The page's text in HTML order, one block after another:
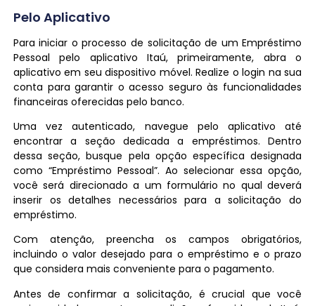
Pelo Aplicativo
Para iniciar o processo de solicitação de um Empréstimo
Pessoal pelo aplicativo Itaú, primeiramente, abra o
aplicativo em seu dispositivo móvel. Realize o login na sua
conta para garantir o acesso seguro às funcionalidades
financeiras oferecidas pelo banco.
Uma vez autenticado, navegue pelo aplicativo até
encontrar a seção dedicada a empréstimos. Dentro
dessa seção, busque pela opção específica designada
como “Empréstimo Pessoal”. Ao selecionar essa opção,
você será direcionado a um formulário no qual deverá
inserir os detalhes necessários para a solicitação do
empréstimo.
Com atenção, preencha os campos obrigatórios,
incluindo o valor desejado para o empréstimo e o prazo
que considera mais conveniente para o pagamento.
Antes de confirmar a solicitação, é crucial que você